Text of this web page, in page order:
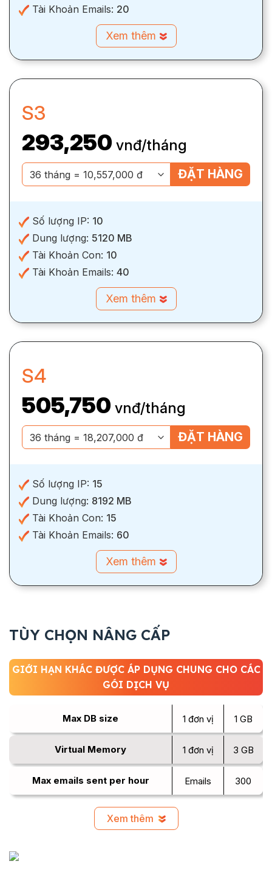
Tài Khoản Emails: 20
Xem thêm
S3
293,250 vnđ/tháng
ĐẶT HÀNG
Số lượng IP: 10
Dung lượng: 5120 MB
Tài Khoản Con: 10
Tài Khoản Emails: 40
Xem thêm
S4
505,750 vnđ/tháng
ĐẶT HÀNG
Số lượng IP: 15
Dung lượng: 8192 MB
Tài Khoản Con: 15
Tài Khoản Emails: 60
Xem thêm
TÙY CHỌN NÂNG CẤP
GIỚI HẠN KHÁC ĐƯỢC ÁP DỤNG CHUNG CHO CÁC
GÓI DỊCH VỤ
Max DB size 1 đơn vị 1 GB
Virtual Memory 1 đơn vị 3 GB
Max emails sent per hour Emails 300
Xem thêm